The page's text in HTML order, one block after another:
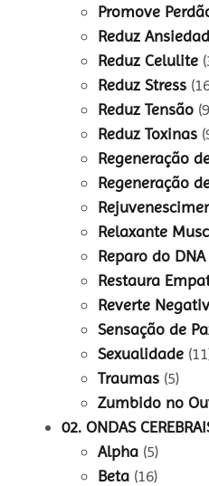
Promove
Reduz
Reduz Celulite
Reduz Stress
Reduz Tensão
Reduz Toxinas
Regeneração
Regeneração
Relaxante
Reparo do DNA
Restaura
Reverte
Sensação de
Sexualidade
Traumas (5)
Zumbido no
02. ONDAS
Alpha (5)
Beta (16)